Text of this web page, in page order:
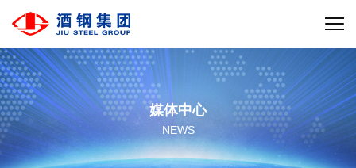
媒体中心
NEWS